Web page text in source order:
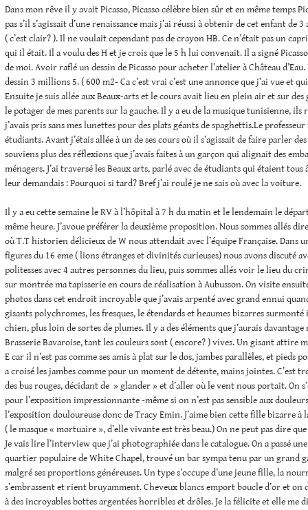
Dans mon rêve il y avait Picasso, Picasso célèbre bien sûr et en même temps
pas s’il s’agissait d’une renaissance mais j’ai réussi à obtenir de cet enfant de 3
( c’est clair? ). Il ne voulait cependant pas de crayon HB. Ce n’était pas un
qui il était. Il a voulu des H et je crois que le 5 h lui convenait. Il a signé
de moi. Avoir raflé un dessin de Picasso pour acheter l’atelier à Château
dessin 3 millions 5. ( 600 m2- Ca c’est vrai c’est une annonce que j’ai vue et
Ensuite je suis allée aux Beaux-arts et le cours avait lieu en plein air et sur
le potager de mes parents sur la gauche. Il y a eu de la musique tunisienne,
j’avais pris sans mes lunettes pour des plats géants de spaghettis.Le
étudiants. Avant j’étais allée à un de ses cours où il s’agissait de faire parler
souviens plus des réflexions que j’avais faites à un garçon qui alignait des
ménagers. J’ai traversé les Beaux arts, parlé avec de étudiants qui étaient tous
leur demandais : Pourquoi si tard? Bref j’ai roulé je ne sais où avec la voiture.
Il y a eu cette semaine le RV à l’hôpital à 7 h du matin et le lendemain le
même heure. J’avoue préférer la deuxième proposition. Nous sommes allés
où T.T historien délicieux de W nous attendait avec l’équipe Française. Dans
figures du 16 eme ( lions étranges et divinités curieuses) nous avons discuté
politesses avec 4 autres personnes du lieu, puis sommes allés voir le lieu du
sur montrée ma tapisserie en cours de réalisation à Aubusson. On visite
photos dans cet endroit incroyable que j’avais arpenté avec grand ennui
gisants polychromes, les fresques, le étendards et heaumes bizarres surmonté
chien, plus loin de sortes de plumes. Il y a des éléments que j’aurais
Brasserie Bavaroise, tant les couleurs sont ( encore? ) vives. Un gisant attire
E car il n’est pas comme ses amis à plat sur le dos, jambes parallèles, et pieds
a croisé les jambes comme pour un moment de détente, mains jointes. C’est
des bus rouges, décidant de » glander » et d’aller où le vent nous portait. On
pour l’exposition impressionnante -même si on n’est pas sensible aux
l’exposition douloureuse donc de Tracy Emin. J’aime bien cette fille bizarre à
( le masque « mortuaire », d’elle vivante est très beau.) On ne peut pas dire
Je vais lire l’interview que j’ai photographiée dans le catalogue. On a passé
quartier populaire de White Chapel, trouvé un bar sympa tenu par un grand
malgré ses proportions généreuses. Un type s’occupe d’une jeune fille, la
s’embrassent et rient bruyamment. Cheveux blancs emport boucle d’or et on
à des incroyables bottes argentées horribles et drôles. Je la félicite et elle me